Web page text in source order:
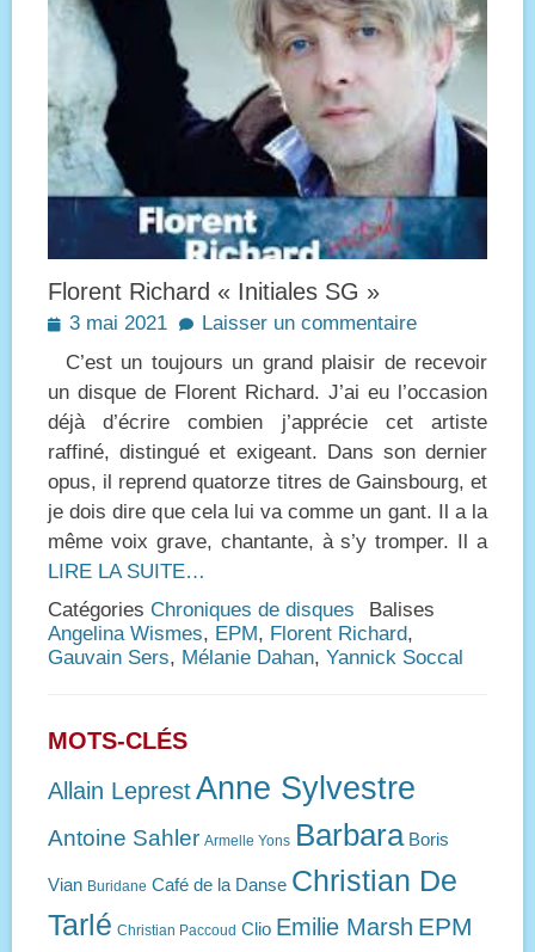
Florent Richard « Initiales SG »
Posted
3 mai 2021
Laisser un commentaire
C’est un toujours un grand plaisir de recevoir
un disque de Florent Richard. J’ai eu l’occasion
déjà d’écrire combien j’apprécie cet artiste
raffiné, distingué et exigeant. Dans son dernier
opus, il reprend quatorze titres de Gainsbourg, et
je dois dire que cela lui va comme un gant. Il a la
même voix grave, chantante, à s’y tromper. Il a
LIRE LA SUITE…
Catégories Chroniques de disques
Balises
Angelina Wismes, EPM, Florent Richard,
Gauvain Sers, Mélanie Dahan, Yannick Soccal
MOTS-CLÉS
Allain LeprestAnne Sylvestre
Antoine Sahler Armelle Yons Barbara Boris
Vian Buridane Café de la Danse Christian De
Tarlé Christian Paccoud Clio Emilie Marsh EPM